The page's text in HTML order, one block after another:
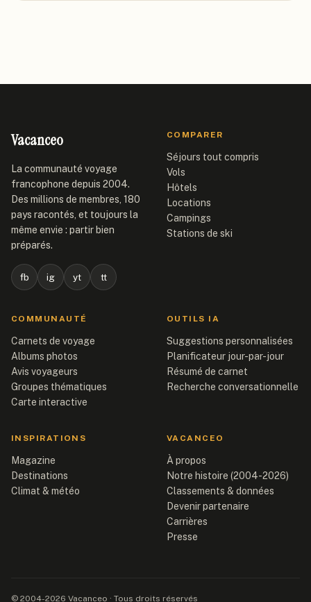
Vacanceo
La communauté voyage
francophone depuis 2004.
Des millions de membres, 180
pays racontés, et toujours la
même envie : partir bien
préparés.
fb ig yt tt
COMPARER
Séjours tout compris
Vols
Hôtels
Locations
Campings
Stations de ski
COMMUNAUTÉ
Carnets de voyage
Albums photos
Avis voyageurs
Groupes thématiques
Carte interactive
OUTILS IA
Suggestions personnalisées
Planificateur jour-par-jour
Résumé de carnet
Recherche conversationnelle
INSPIRATIONS
Magazine
Destinations
Climat & météo
VACANCEO
À propos
Notre histoire (2004-2026)
Classements & données
Devenir partenaire
Carrières
Presse
© 2004-2026 Vacanceo · Tous droits réservés